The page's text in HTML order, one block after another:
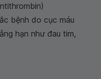
bệnh do cục máu
hạn như đau tim,